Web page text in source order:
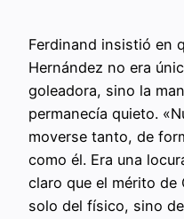
Ferdinand insistió en
Hernández no era
goleadora, sino la
permanecía quieto.
moverse tanto, de
como él. Era una
claro que el mérito de
solo del físico, sino